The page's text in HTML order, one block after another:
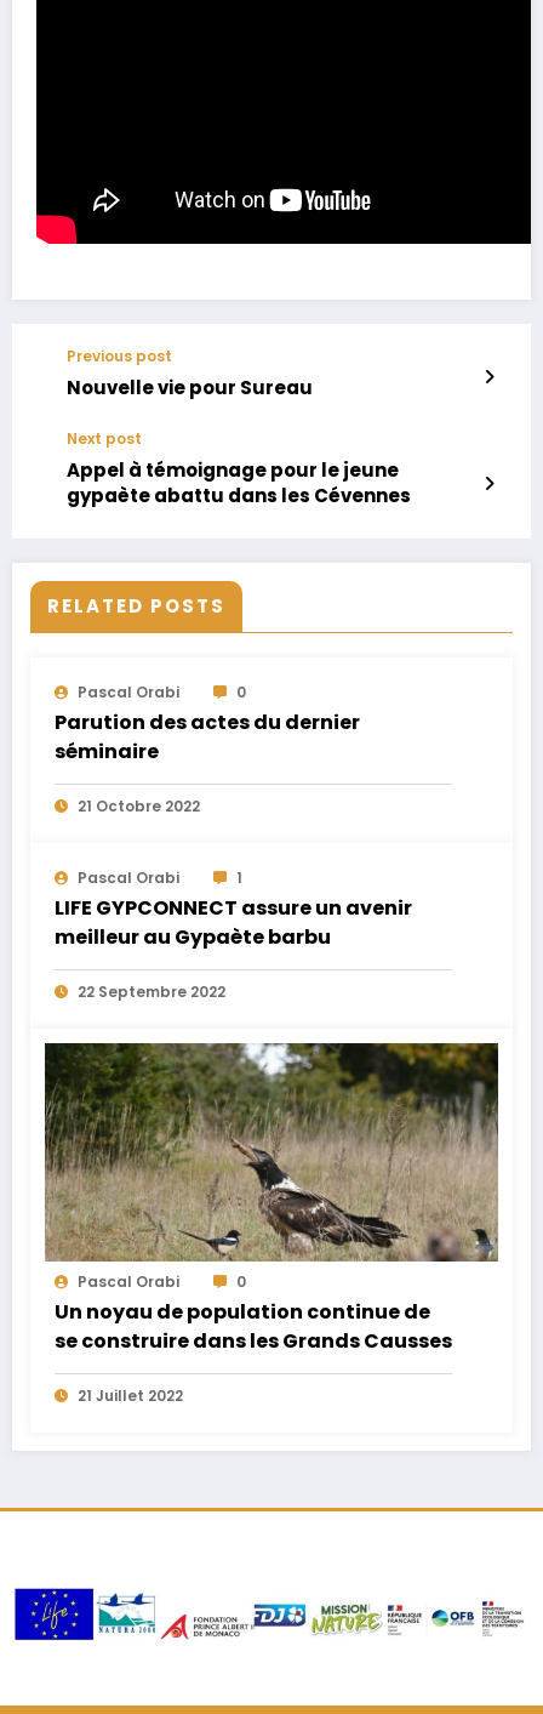
Previous post
Nouvelle vie pour Sureau
Next post
Appel à témoignage pour le jeune
gypaète abattu dans les Cévennes
RELATED POSTS
Pascal Orabi 0
Parution des actes du dernier
séminaire
21 Octobre 2022
Pascal Orabi 1
LIFE GYPCONNECT assure un avenir
meilleur au Gypaète barbu
22 Septembre 2022
Pascal Orabi 0
Un noyau de population continue de
se construire dans les Grands Causses
21 Juillet 2022